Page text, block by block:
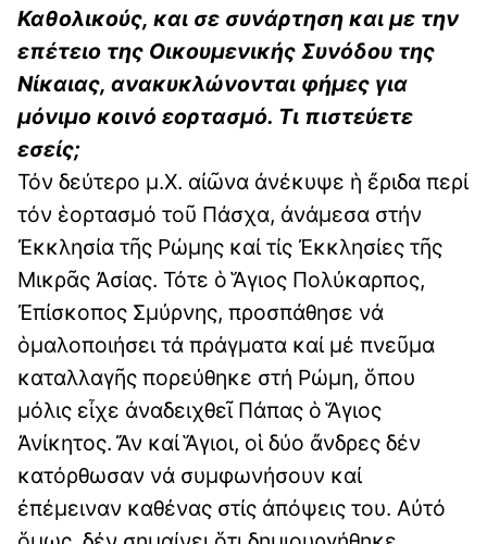
Καθολικούς, και σε συνάρτηση και με την
επέτειο της Οικουμενικής Συνόδου της
Νίκαιας, ανακυκλώνονται φήμες για
μόνιμο κοινό εορτασμό. Τι πιστεύετε
εσείς;
Τόν δεύτερο μ.Χ. αἰῶνα ἀνέκυψε ἡ ἔριδα περί
τόν ἑορτασμό τοῦ Πάσχα, ἀνάμεσα στήν
Ἐκκλησία τῆς Ρώμης καί τίς Ἐκκλησίες τῆς
Μικρᾶς Ἀσίας. Τότε ὁ Ἅγιος Πολύκαρπος,
Ἐπίσκοπος Σμύρνης, προσπάθησε νά
ὁμαλοποιήσει τά πράγματα καί μέ πνεῦμα
καταλλαγῆς πορεύθηκε στή Ρώμη, ὅπου
μόλις εἶχε ἀναδειχθεῖ Πάπας ὁ Ἅγιος
Ἀνίκητος. Ἄν καί Ἅγιοι, οἱ δύο ἄνδρες δέν
κατόρθωσαν νά συμφωνήσουν καί
ἐπέμειναν καθένας στίς ἀπόψεις του. Αὐτό